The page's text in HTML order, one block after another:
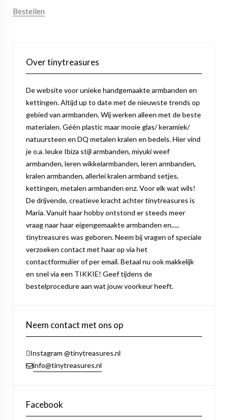
Bestellen
Over tinytreasures
De website voor unieke handgemaakte armbanden en
kettingen. Altijd up to date met de nieuwste trends op
gebied van armbanden. Wij werken alleen met de beste
materialen. Géén plastic maar mooie glas/ keramiek/
natuursteen en DQ metalen kralen en bedels. Hier vind
je o.a. leuke Ibiza stijl armbanden, miyuki weef
armbanden, leren wikkelarmbanden, leren armbanden,
kralen armbanden, allerlei kralen armband setjes,
kettingen, metalen armbanden enz. Voor elk wat wils!
De drijvende, creatieve kracht achter tinytreasures is
Maria. Vanuit haar hobby ontstond er steeds meer
vraag naar haar eigengemaakte armbanden en.....
tinytreasures was geboren. Neem bij vragen of speciale
verzoeken contact met haar op via het
contactformulier of per email. Betaal nu ook makkelijk
en snel via een TIKKIE! Geef tijdens de
bestelprocedure aan wat jouw voorkeur heeft.
Neem contact met ons op
Instagram @tinytreasures.nl
info@tinytreasures.nl
Facebook